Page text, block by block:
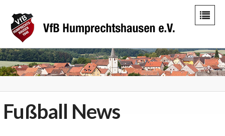
Fußball News